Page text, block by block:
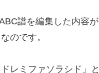
譜を編集した内容が
のです。
レミファソラシド」と